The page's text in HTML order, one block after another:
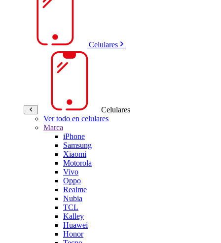
Celulares
Celulares
Ver todo en celulares
Marca
iPhone
Samsung
Xiaomi
Motorola
Vivo
Oppo
Realme
Nubia
TCL
Kalley
Huawei
Honor